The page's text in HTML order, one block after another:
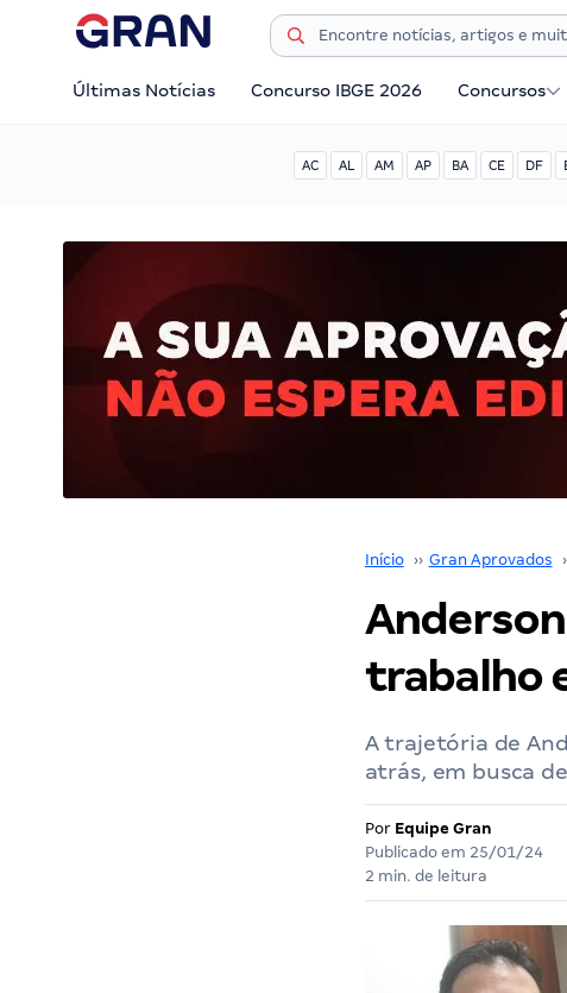
Últimas Notícias Concurso IBGE 2026 Concursos
AC AL AM AP BA CE DF
Início ›› Gran Aprovados
trabalho
A trajetória de
atrás, em busca
Por Equipe Gran
Publicado em 25/01/24
2 min. de leitura